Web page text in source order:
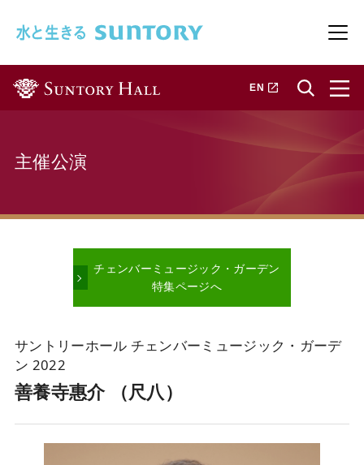
メ
EN 新しいタブで開きます
主催公演
チェンバーミュージック・ガーデン
特集ページへ
サントリーホール チェンバーミュージック・ガーデ
ン 2022
善養寺惠介 （尺八）